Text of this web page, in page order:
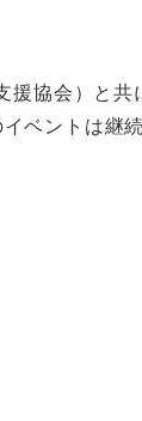
協会）と共
ベントは継